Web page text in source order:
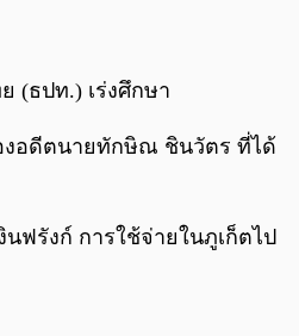
0:00
(ธปท.) เร่งศึกษา
งอดีตนายทักษิณ ชินวัตร ที่ได้
ฟรังก์ การใช้จ่ายในภูเก็ตไป